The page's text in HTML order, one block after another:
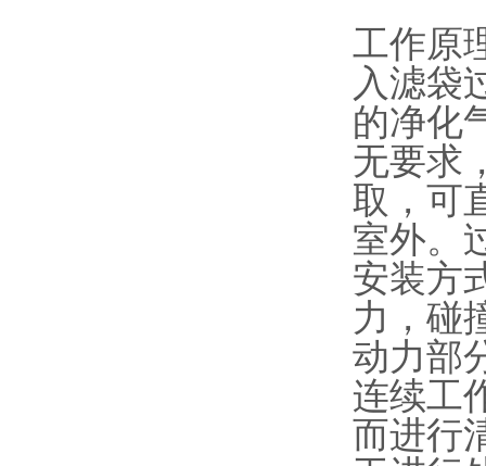
工作原
入滤袋
的净化
无要求
取，可
室外。
安装方
力，碰
动力部
连续工
而进行